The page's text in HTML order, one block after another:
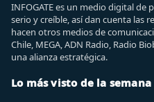
INFOGATE es un medio digital
serio y creíble, así dan cuenta las
hacen otros medios de
Chile, MEGA, ADN Radio, Radio
una alianza estratégica.
Lo más visto de la semana